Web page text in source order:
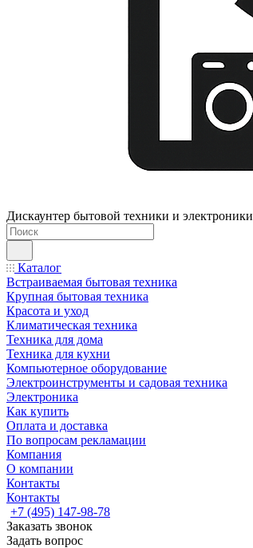
Дискаунтер бытовой техники и электроники
Каталог
Встраиваемая бытовая техника
Крупная бытовая техника
Красота и уход
Климатическая техника
Техника для дома
Техника для кухни
Компьютерное оборудование
Электроинструменты и садовая техника
Электроника
Как купить
Оплата и доставка
По вопросам рекламации
Компания
О компании
Контакты
Контакты
+7 (495) 147-98-78
Заказать звонок
Задать вопрос